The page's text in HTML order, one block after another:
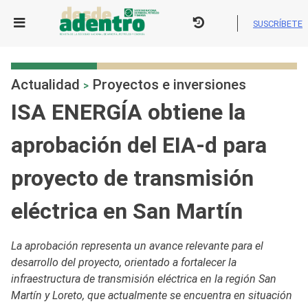
SUSCRÍBETE
Actualidad > Proyectos e inversiones
ISA ENERGÍA obtiene la
aprobación del EIA-d para
proyecto de transmisión
eléctrica en San Martín
La aprobación representa un avance relevante para el
desarrollo del proyecto, orientado a fortalecer la
infraestructura de transmisión eléctrica en la región San
Martín y Loreto, que actualmente se encuentra en situación